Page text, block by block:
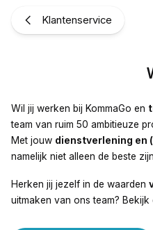
Klantenservice
Wil jij werken bij KommaGo en
team van ruim 50 ambitieuze
Met jouw dienstverlening en
namelijk niet alleen de beste
Herken jij jezelf in de waarden
uitmaken van ons team?